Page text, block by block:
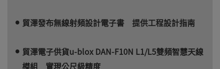
貿澤發布無線射頻設計電子書 提供工程設計指南
貿澤電子供貨u-blox DAN-F10N L1/L5雙頻智慧天線
模組 實現公尺級精度